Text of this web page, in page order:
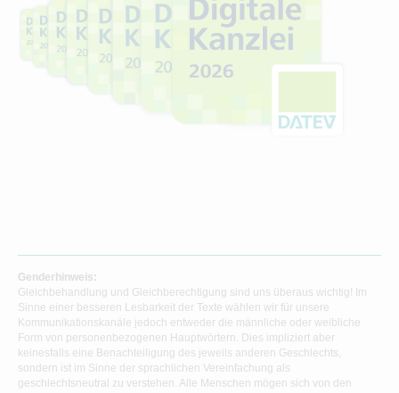
Genderhinweis:
Gleichbehandlung und Gleichberechtigung sind uns überaus wichtig! Im
Sinne einer besseren Lesbarkeit der Texte wählen wir für unsere
Kommunikationskanäle jedoch entweder die männliche oder weibliche
Form von personenbezogenen Hauptwörtern. Dies impliziert aber
keinesfalls eine Benachteiligung des jeweils anderen Geschlechts,
sondern ist im Sinne der sprachlichen Vereinfachung als
geschlechtsneutral zu verstehen. Alle Menschen mögen sich von den